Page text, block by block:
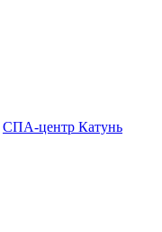
СПА-центр Катунь